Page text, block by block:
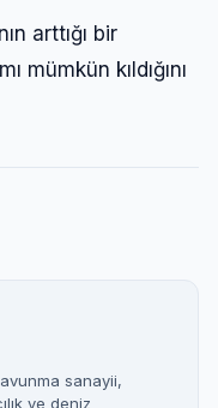
arttığı bir
mümkün kıldığını
sanayii,
ve deniz